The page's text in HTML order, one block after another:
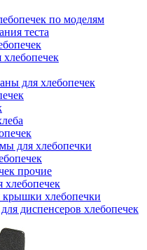
по моделям
теста
для хлебопечек
для хлебопечки
прочие
хлебопечек
хлебопечки
диспенсеров хлебопечек